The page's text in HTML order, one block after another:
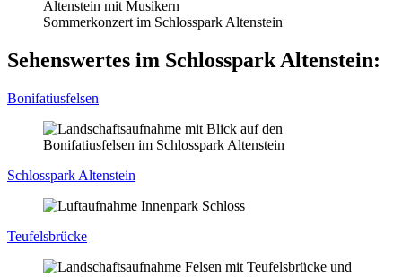
Sommerkonzert im Schlosspark Altenstein
Sehenswertes im Schlosspark Altenstein:
Bonifatiusfelsen
Schlosspark Altenstein
Teufelsbrücke